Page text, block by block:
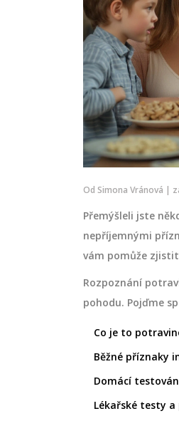
Od Simona Vránová |
Přemýšleli jste
nepříjemnými
vám pomůže
Rozpoznání
pohodu. Pojďme
Co je to
Běžné příznaky
Domácí
Lékařské testy